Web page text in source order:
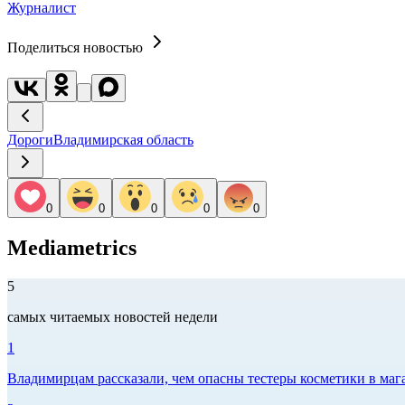
Журналист
Поделиться новостью
ДорогиВладимирская область
0 0 0 0 0
Mediametrics
5
самых читаемых новостей недели
1
Владимирцам рассказали, чем опасны тестеры косметики в